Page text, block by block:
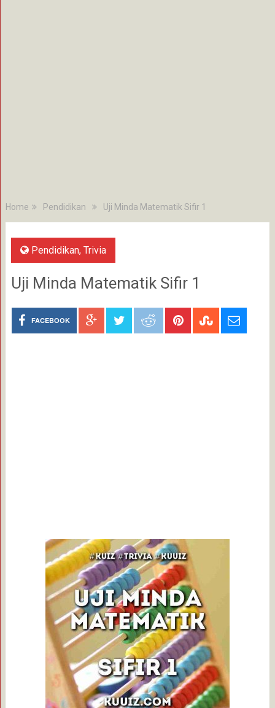
Home Pendidikan Uji Minda Matematik Sifir 1
Pendidikan, Trivia
Uji Minda Matematik Sifir 1
FACEBOOK